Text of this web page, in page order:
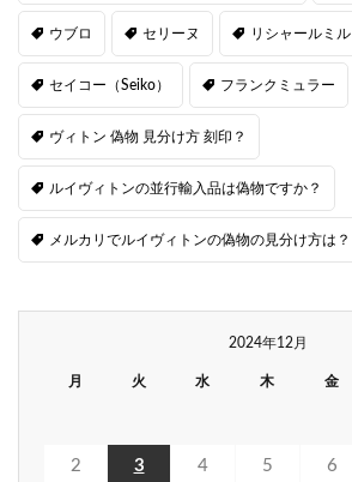
ウブロ セリーヌ リシャールミル
セイコー（Seiko） フランクミュラー
ヴィトン 偽物 見分け方 刻印？
ルイヴィトンの並行輸入品は偽物ですか？
メルカリでルイヴィトンの偽物の見分け方は？
2024年12月
月 火 水 木 金
2 3 4 5 6